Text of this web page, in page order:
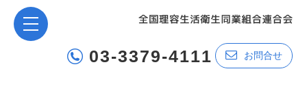
03-3379-4111 お問合せ